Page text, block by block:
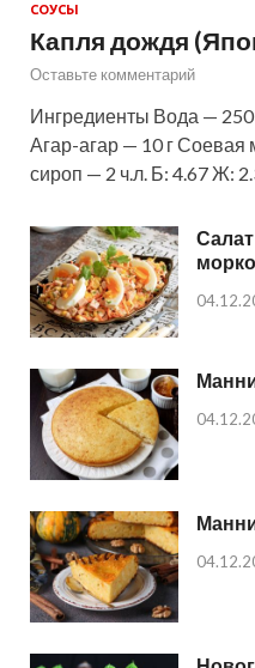
СОУСЫ
Капля дождя
Оставьте комментарий
Ингредиенты Вода —
Агар-агар — 10 г Соевая
сироп — 2 ч.л. Б: 4.67 Ж: